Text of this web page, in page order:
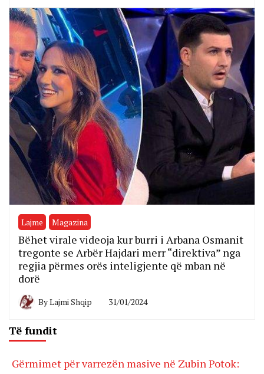
Lajme Magazina
Bëhet virale videoja kur burri i Arbana Osmanit
tregonte se Arbër Hajdari merr “direktiva” nga
regjia përmes orës inteligjente që mban në
dorë
ByLajmi Shqip 31/01/2024
Të fundit
Gërmimet për varrezën masive në Zubin Potok: